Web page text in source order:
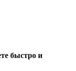
быстро и